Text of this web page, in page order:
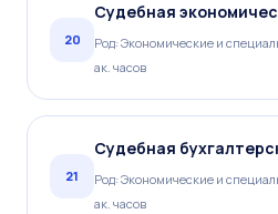
20
Судебная
Род: Экономические и
ак. часов
21
Судебная
Род: Экономические и
ак. часов